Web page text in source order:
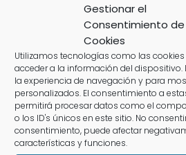
Gestionar el
Consentimiento de
Cookies
Utilizamos tecnologías como las
acceder a la información del
la experiencia de navegación y para
personalizados. El consentimiento a
permitirá procesar datos como el
o los ID's únicos en este sitio. No
consentimiento, puede afectar
características y funciones.
✔️ Disponible hasta el
✔️ Se gestiona a través
teléfono de laAgencia
✔️ Requiere aportar
específica.
⚠️Desventajas:
❌ Horarios limitados.